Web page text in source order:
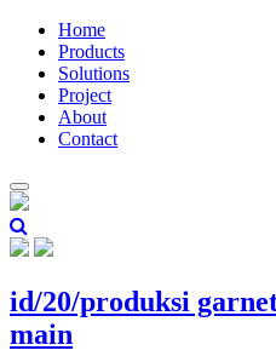
Home
Products
Solutions
Project
About
Contact
id/20/produksi
main